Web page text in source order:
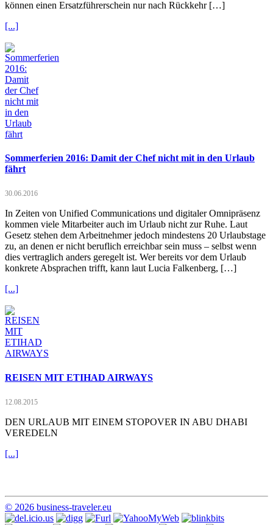
können einen Ersatzführerschein nur nach Rückkehr […]
[...]
Sommerferien 2016: Damit der Chef nicht mit in den Urlaub
fährt
30.06.2016
In Zeiten von Unified Communications und digitaler Omnipräsenz
kommen viele Mitarbeiter auch im Urlaub nicht zur Ruhe. Laut
Gesetz stehen dem Arbeitnehmer jedoch mindestens 20 Urlaubstage
zu, an denen er nicht beruflich erreichbar sein muss – selbst wenn
dies vertraglich anders geregelt ist. Wer bereits vor dem Urlaub
konkrete Absprachen trifft, kann laut Lucia Falkenberg, […]
[...]
REISEN MIT ETIHAD AIRWAYS
12.08.2015
DEN URLAUB MIT EINEM STOPOVER IN ABU DHABI
VEREDELN
[...]
© 2026 business-traveler.eu